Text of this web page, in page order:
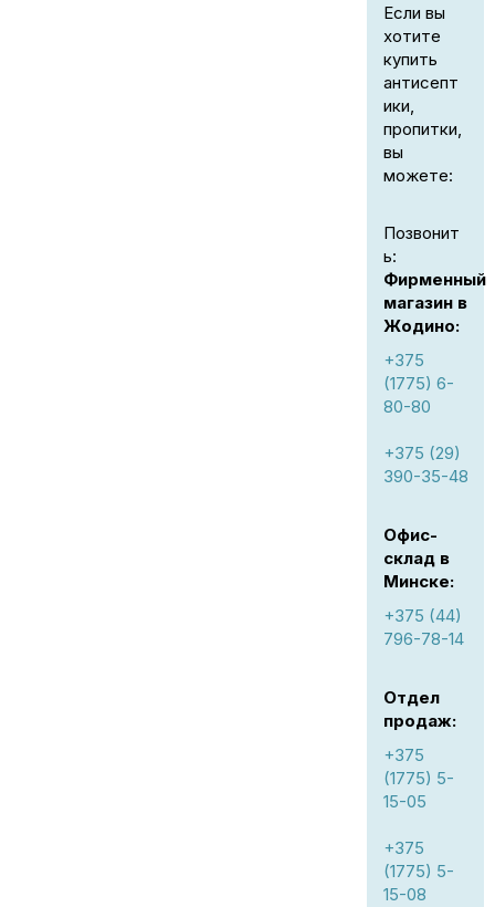
Если вы
хотите
купить
антисепт
ики,
пропитки,
вы
можете:
Позвонит
ь:
Фирменный
магазин в
Жодино:
+375
(1775) 6-
80-80
+375 (29)
390-35-48
Офис-
склад в
Минске:
+375 (44)
796-78-14
Отдел
продаж:
+375
(1775) 5-
15-05
+375
(1775) 5-
15-08